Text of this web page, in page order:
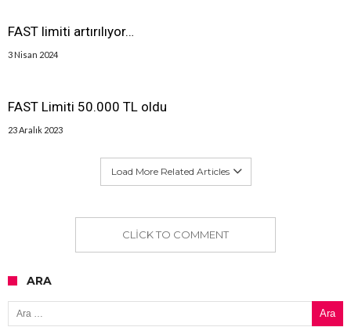
FAST limiti artırılıyor…
3 Nisan 2024
FAST Limiti 50.000 TL oldu
23 Aralık 2023
Load More Related Articles
CLICK TO COMMENT
ARA
Arama: